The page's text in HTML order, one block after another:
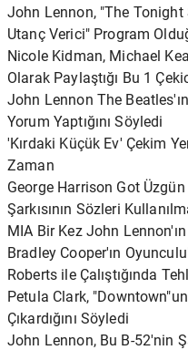
John Lennon, "The Tonight
Utanç Verici" Program
Nicole Kidman, Michael
Olarak Paylaştığı Bu 1
John Lennon The
Yorum Yaptığını Söyledi
'Kırdaki Küçük Ev' Çekim
Zaman
George Harrison Got
Şarkısının Sözleri
MIA Bir Kez John
Bradley Cooper'ın
Roberts ile Çalıştığında
Petula Clark,
Çıkardığını Söyledi
John Lennon, Bu B-52'nin